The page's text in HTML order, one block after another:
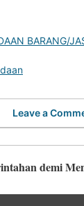
BARANG/
Leave a
demi